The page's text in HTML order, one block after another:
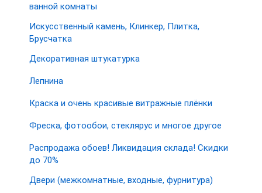
ванной комнаты
Искусственный камень, Клинкер, Плитка,
Брусчатка
Декоративная штукатурка
Лепнина
Краска и очень красивые витражные плёнки
Фреска, фотообои, стеклярус и многое другое
Распродажа обоев! Ликвидация склада! Скидки
до 70%
Двери (межкомнатные, входные, фурнитура)